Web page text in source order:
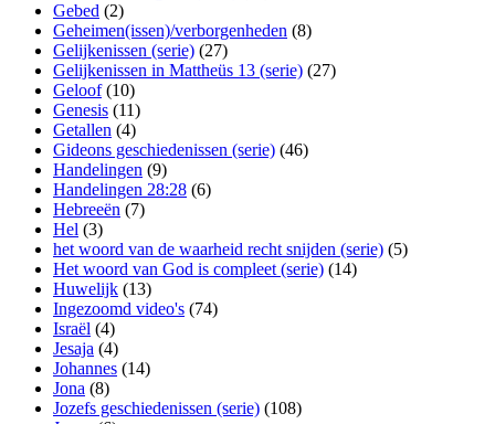
Gebed (2)
Geheimen(issen)/verborgenheden (8)
Gelijkenissen (serie) (27)
Gelijkenissen in Mattheüs 13 (serie) (27)
Geloof(10)
Genesis (11)
Getallen (4)
Gideons geschiedenissen (serie) (46)
Handelingen (9)
Handelingen 28:28 (6)
Hebreeën (7)
Hel (3)
het woord van de waarheid recht snijden (serie) (5)
Het woord van God is compleet (serie) (14)
Huwelijk (13)
Ingezoomd video's (74)
Israël (4)
Jesaja (4)
Johannes (14)
Jona (8)
Jozefs geschiedenissen (serie) (108)